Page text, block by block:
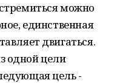
можно
единственная
двигаться.
одной цели
цель -